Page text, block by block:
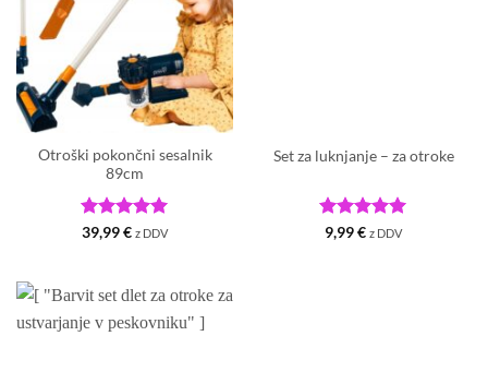
Otroški pokončni sesalnik
89cm
Ocenjeno5
39,99€ z DDV
Set za luknjanje – za otroke
Ocenjeno5
9,99€ z DDV